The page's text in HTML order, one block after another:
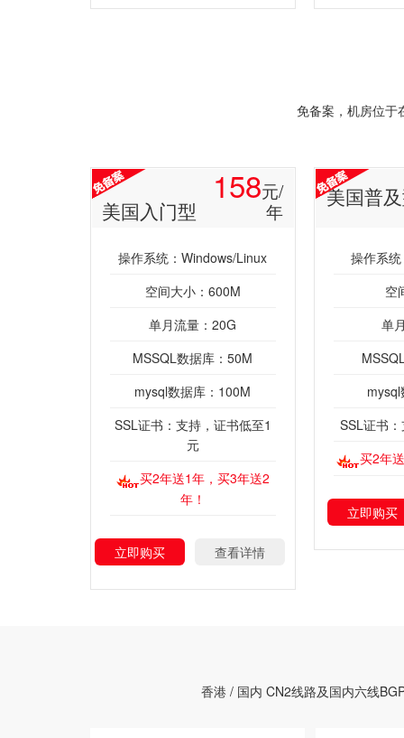
免备案，机房位于
美国入门型
158元/
年
操作系统：Windows/Linux
空间大小：600M
单月流量：20G
MSSQL数据库：50M
mysql数据库：100M
SSL证书：支持，证书低至1
元
买2年送1年，买3年送2
年！
立即购买 查看详情
美国普
操作系
空
单
SSL证书
买2年
立即购买
香港 / 国内 CN2线路及国内六线